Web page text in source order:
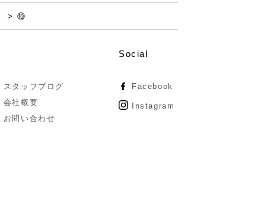
⑩
スタッフブログ
会社概要
お問い合わせ
Social
Facebook
Instagram